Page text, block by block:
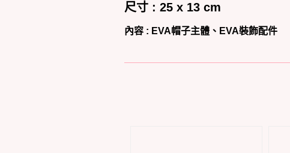
尺寸 : 25 x 13 cm
內容 : EVA帽子主體、EVA裝飾配件